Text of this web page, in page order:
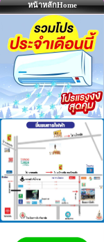
หน้าหลักHome